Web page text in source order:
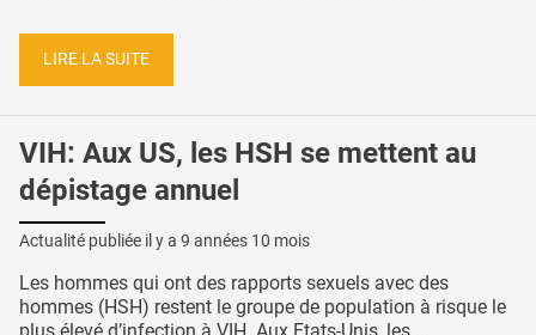
LIRE LA SUITE
VIH: Aux US, les HSH se mettent au
dépistage annuel
Actualité publiée il y a 9 années 10 mois
Les hommes qui ont des rapports sexuels avec des
hommes (HSH) restent le groupe de population à risque le